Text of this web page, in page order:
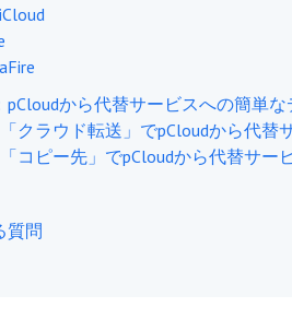
pCloudから代替サービスへの簡単
クラウド転送」でpCloudから代替
コピー先」でpCloudから代替サー
質問